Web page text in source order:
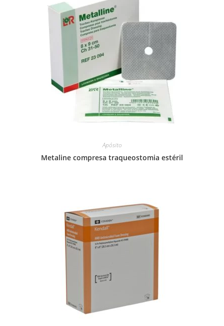
Apósito
Metaline compresa traqueostomia estéril